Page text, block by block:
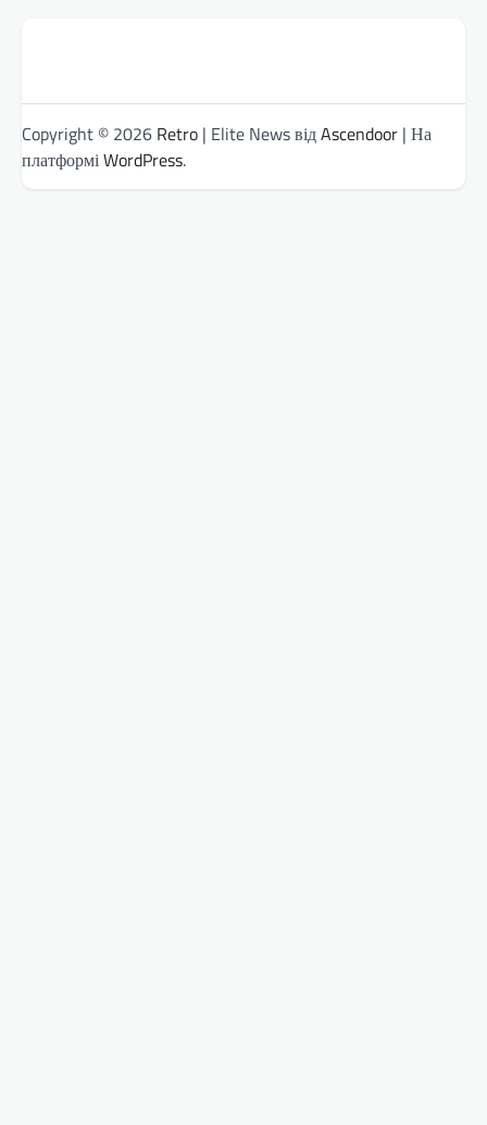
Copyright © 2026 Retro | Elite News відAscendoor | На
платформіWordPress.